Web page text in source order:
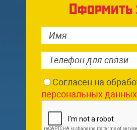
Оформить
Согласен на
персональных данных